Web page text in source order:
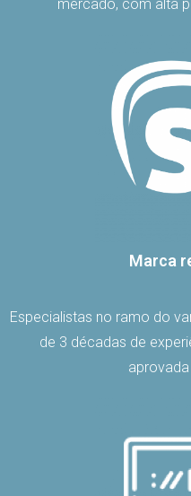
mercado, com alta
Marca
Especialistas no ramo do
de 3 décadas de